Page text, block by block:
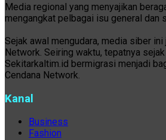
Media regional yang menyajikan
mengangkat pelbagai isu general dan
Sejak awal mengudara, media siber
Network. Seiring waktu, tepatnya
Sekitarkaltim.id bermigrasi menjadi
Cendana Network.
Kanal
Business
Fashion